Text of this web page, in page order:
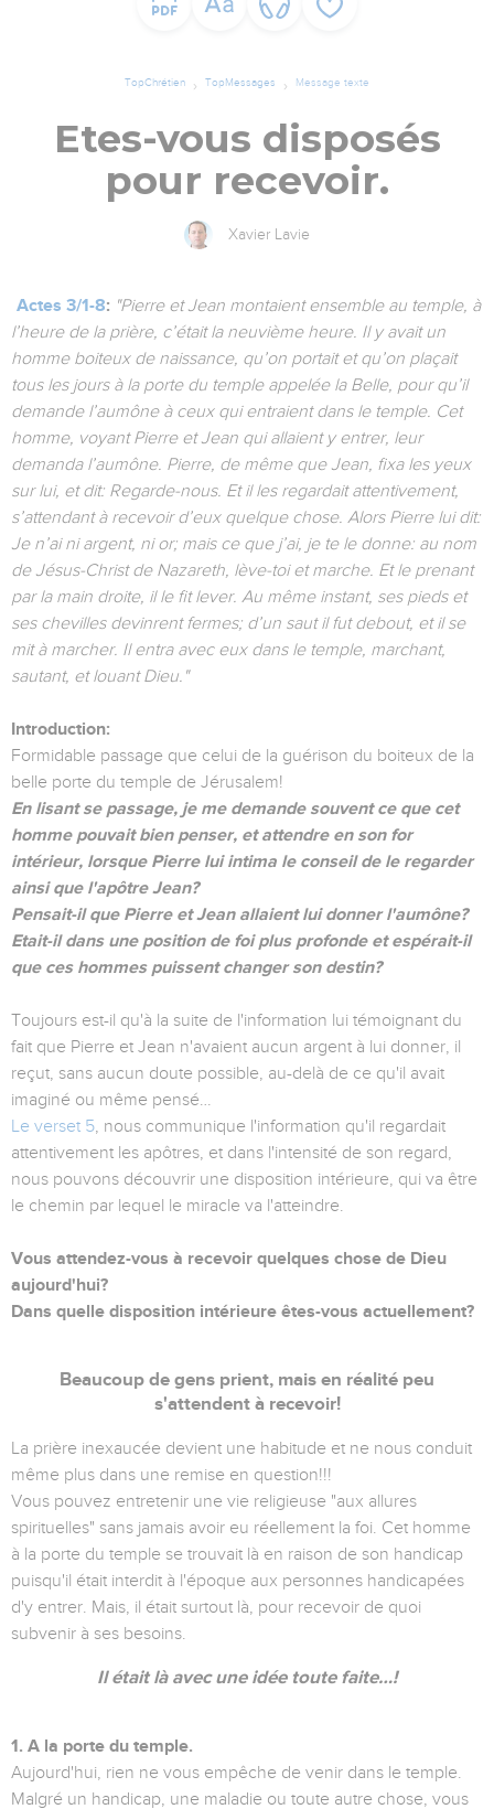
TopChrétien TopMessages Message texte
Etes-vous disposés
pour recevoir.
Xavier Lavie
Actes 3/1-8: "Pierre et Jean montaient ensemble au temple, à
l’heure de la prière, c’était la neuvième heure. Il y avait un
homme boiteux de naissance, qu’on portait et qu’on plaçait
tous les jours à la porte du temple appelée la Belle, pour qu’il
demande l’aumône à ceux qui entraient dans le temple. Cet
homme, voyant Pierre et Jean qui allaient y entrer, leur
demanda l’aumône. Pierre, de même que Jean, fixa les yeux
sur lui, et dit: Regarde-nous. Et il les regardait attentivement,
s’attendant à recevoir d’eux quelque chose. Alors Pierre lui dit:
Je n’ai ni argent, ni or; mais ce que j’ai, je te le donne: au nom
de Jésus-Christ de Nazareth, lève-toi et marche. Et le prenant
par la main droite, il le fit lever. Au même instant, ses pieds et
ses chevilles devinrent fermes; d’un saut il fut debout, et il se
mit à marcher. Il entra avec eux dans le temple, marchant,
sautant, et louant Dieu."
Introduction:
Formidable passage que celui de la guérison du boiteux de la
belle porte du temple de Jérusalem!
En lisant se passage, je me demande souvent ce que cet
homme pouvait bien penser, et attendre en son for
intérieur, lorsque Pierre lui intima le conseil de le regarder
ainsi que l'apôtre Jean?
Pensait-il que Pierre et Jean allaient lui donner l'aumône?
Etait-il dans une position de foi plus profonde et espérait-il
que ces hommes puissent changer son destin?
Toujours est-il qu'à la suite de l'information lui témoignant du
fait que Pierre et Jean n'avaient aucun argent à lui donner, il
reçut, sans aucun doute possible, au-delà de ce qu'il avait
imaginé ou même pensé…
Le verset 5, nous communique l'information qu'il regardait
attentivement les apôtres, et dans l'intensité de son regard,
nous pouvons découvrir une disposition intérieure, qui va être
le chemin par lequel le miracle va l'atteindre.
Vous attendez-vous à recevoir quelques chose de Dieu
aujourd'hui?
Dans quelle disposition intérieure êtes-vous actuellement?
Beaucoup de gens prient, mais en réalité peu
s'attendent à recevoir!
La prière inexaucée devient une habitude et ne nous conduit
même plus dans une remise en question!!!
Vous pouvez entretenir une vie religieuse "aux allures
spirituelles" sans jamais avoir eu réellement la foi. Cet homme
à la porte du temple se trouvait là en raison de son handicap
puisqu'il était interdit à l'époque aux personnes handicapées
d'y entrer. Mais, il était surtout là, pour recevoir de quoi
subvenir à ses besoins.
Il était là avec une idée toute faite…!
1. A la porte du temple.
Aujourd'hui, rien ne vous empêche de venir dans le temple.
Malgré un handicap, une maladie ou toute autre chose, vous